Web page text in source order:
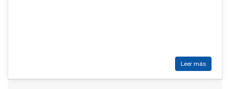
Leer más